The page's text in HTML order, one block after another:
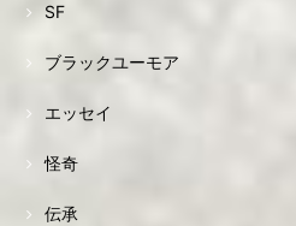
SF
ブラックユーモア
エッセイ
怪奇
伝承